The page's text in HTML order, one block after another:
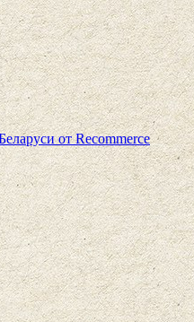
от Recommerce